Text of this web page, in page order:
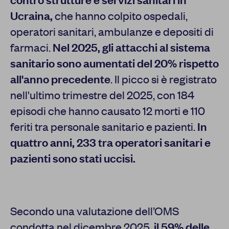
Ucraina,che hanno colpito ospedali,
operatori sanitari, ambulanze e depositi di
farmaci.Nel 2025, gli attacchi al sistema
sanitario sono aumentati del 20% rispetto
all'anno precedente. Il picco si è registrato
nell'ultimo trimestre del 2025, con 184
episodi che hanno causato 12 morti e 110
feriti tra personale sanitario e pazienti.In
quattro anni, 233 tra operatori sanitari e
pazienti sono stati uccisi.
Secondo una valutazione dell’OMS